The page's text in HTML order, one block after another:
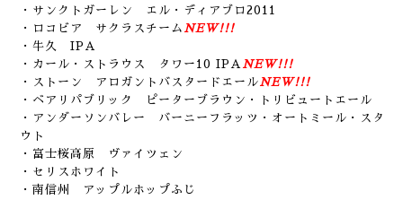
・サンクトガーレン エル・ディアブロ2011
・ロコビア サクラスチーム NEW!!!
・牛久 IPA
・カール・ストラウス タワー10 IPA NEW!!!
・ストーン アロガントバスタードエールNEW!!!
・ベアリパブリック ピーターブラウン・トリビュートエール
・アンダーソンバレー バーニーフラッツ・オートミール・スタ
ウト
・富士桜高原 ヴァイツェン
・セリスホワイト
・南信州 アップルホップふじ